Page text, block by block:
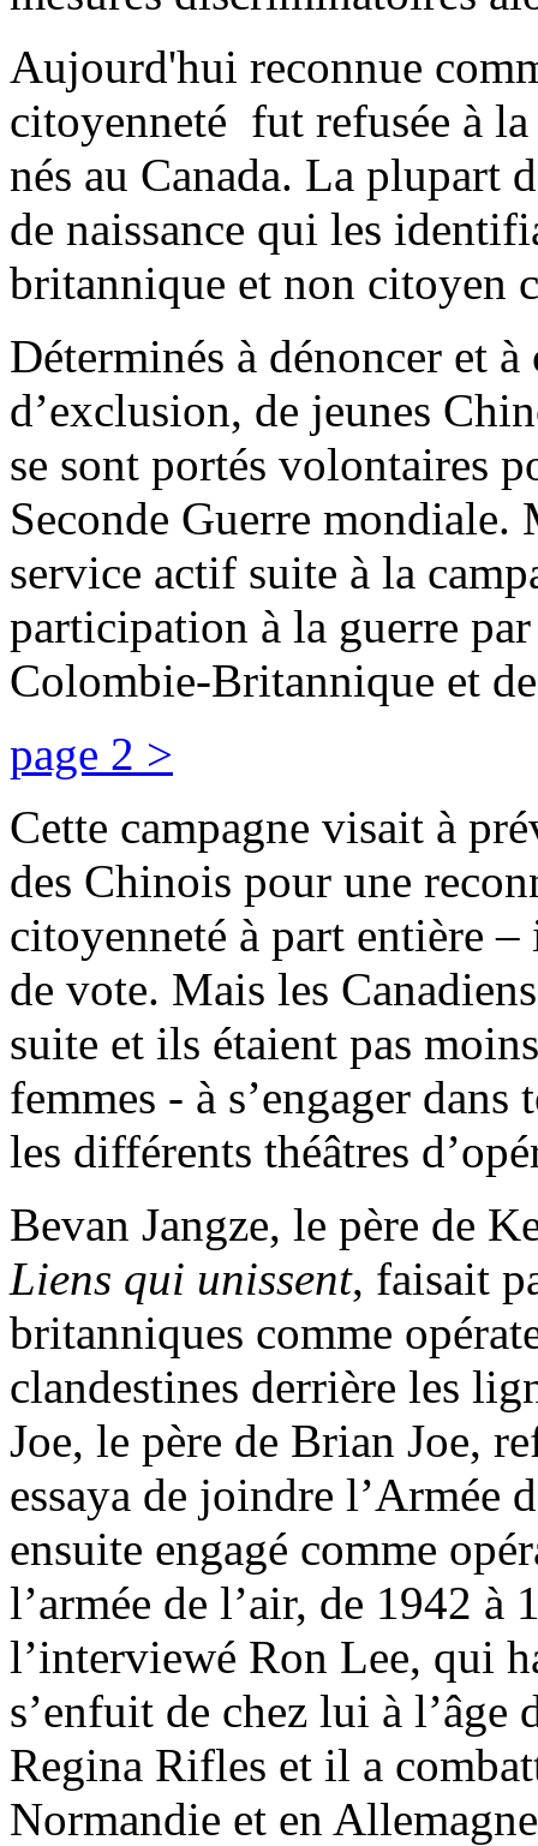
Aujourd'hui reconnue
citoyenneté fut refusée à
nés au Canada. La plupart
de naissance qui les
britannique et non citoyen
Déterminés à dénoncer et
d’exclusion, de jeunes
se sont portés volontaires
Seconde Guerre mondiale.
service actif suite à la
participation à la guerre
Colombie-Britannique et
page 2 >
Cette campagne visait à
des Chinois pour une
citoyenneté à part entière
de vote. Mais les
suite et ils étaient pas
femmes - à s’engager dans
les différents théâtres
Bevan Jangze, le père de
Liens qui unissent, faisait
britanniques comme
clandestines derrière les
Joe, le père de Brian Joe,
essaya de joindre l’Armée
ensuite engagé comme
l’armée de l’air, de 1942 à
l’interviewé Ron Lee, qui
s’enfuit de chez lui à l’âge
Regina Rifles et il a
Normandie et en